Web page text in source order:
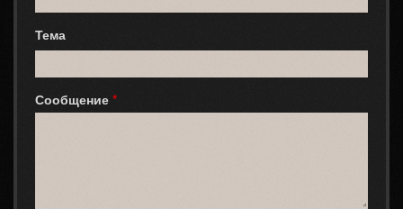
Тема
Сообщение *